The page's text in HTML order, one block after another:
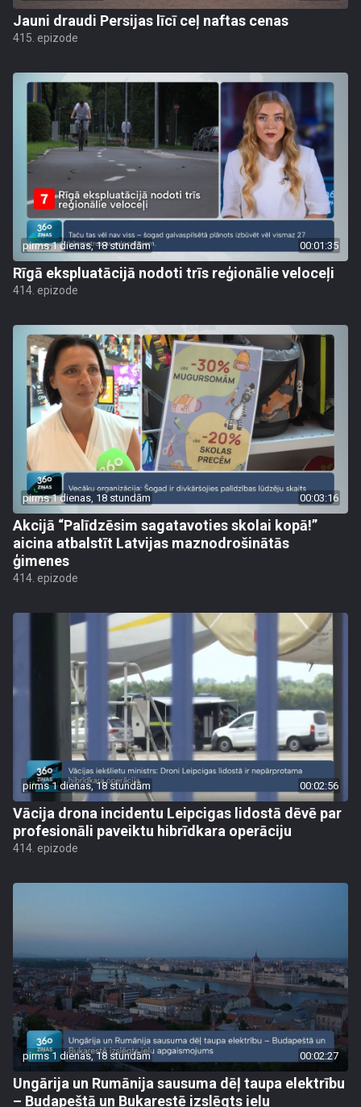
Jauni draudi Persijas līcī ceļ naftas cenas
415. epizode
pirms 1 dienas, 18 stundām 00:01:35
Rīgā ekspluatācijā nodoti trīs reģionālie veloceļi
414. epizode
pirms 1 dienas, 18 stundām 00:03:16
Akcijā “Palīdzēsim sagatavoties skolai kopā!”
aicina atbalstīt Latvijas maznodrošinātās
ģimenes
414. epizode
pirms 1 dienas, 18 stundām 00:02:56
Vācija drona incidentu Leipcigas lidostā dēvē par
profesionāli paveiktu hibrīdkara operāciju
414. epizode
pirms 1 dienas, 18 stundām 00:02:27
Ungārija un Rumānija sausuma dēļ taupa elektrību
– Budapeštā un Bukarestē izslēgts ielu